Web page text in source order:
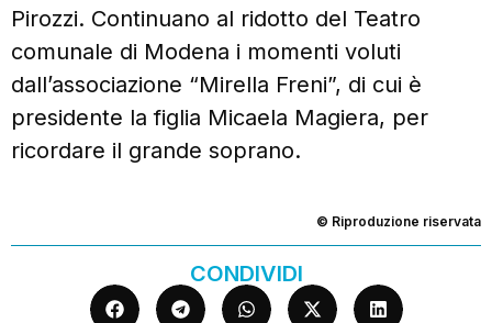
Pirozzi. Continuano al ridotto del Teatro
comunale di Modena i momenti voluti
dall’associazione “Mirella Freni”, di cui è
presidente la figlia Micaela Magiera, per
ricordare il grande soprano.
© Riproduzione riservata
CONDIVIDI